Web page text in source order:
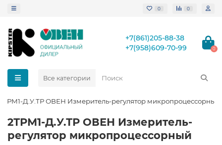
0 0
+7(861)205-88-38
+7(958)609-70-99
0
Все категории
Д.У.ТР ОВЕН Измеритель-регулятор микропроцессорный
2ТРМ1-Д.У.ТР ОВЕН Измеритель-
регулятор микропроцессорный